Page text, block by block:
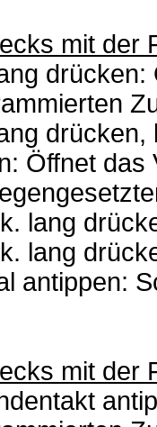
mit der
Öffnet
lang
lang
antippen:
mit der